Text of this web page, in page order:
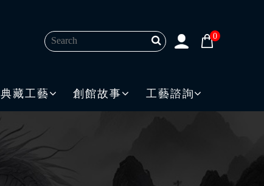
0
典藏工藝 創館故事 工藝諮詢